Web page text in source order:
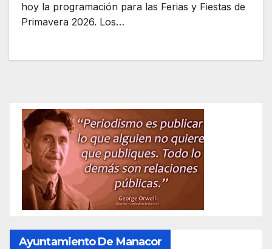
hoy la programación para las Ferias y Fiestas de
Primavera 2026. Los…
Ayuntamiento De Manacor